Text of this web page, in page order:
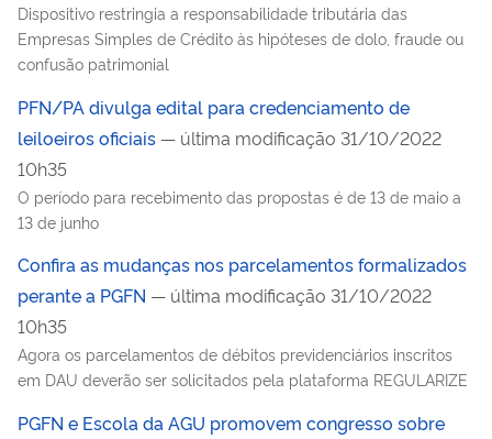
Dispositivo restringia a responsabilidade tributária das
Empresas Simples de Crédito às hipóteses de dolo, fraude ou
confusão patrimonial
PFN/PA divulga edital para credenciamento de
leiloeiros oficiais — última modificação 31/10/2022
10h35
O período para recebimento das propostas é de 13 de maio a
13 de junho
Confira as mudanças nos parcelamentos formalizados
perante a PGFN — última modificação 31/10/2022
10h35
Agora os parcelamentos de débitos previdenciários inscritos
em DAU deverão ser solicitados pela plataforma REGULARIZE
PGFN e Escola da AGU promovem congresso sobre